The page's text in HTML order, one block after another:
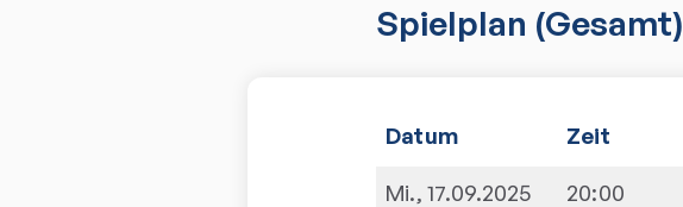
Spielplan (Gesamt)
Datum Zeit
Mi., 17.09.2025 20:00